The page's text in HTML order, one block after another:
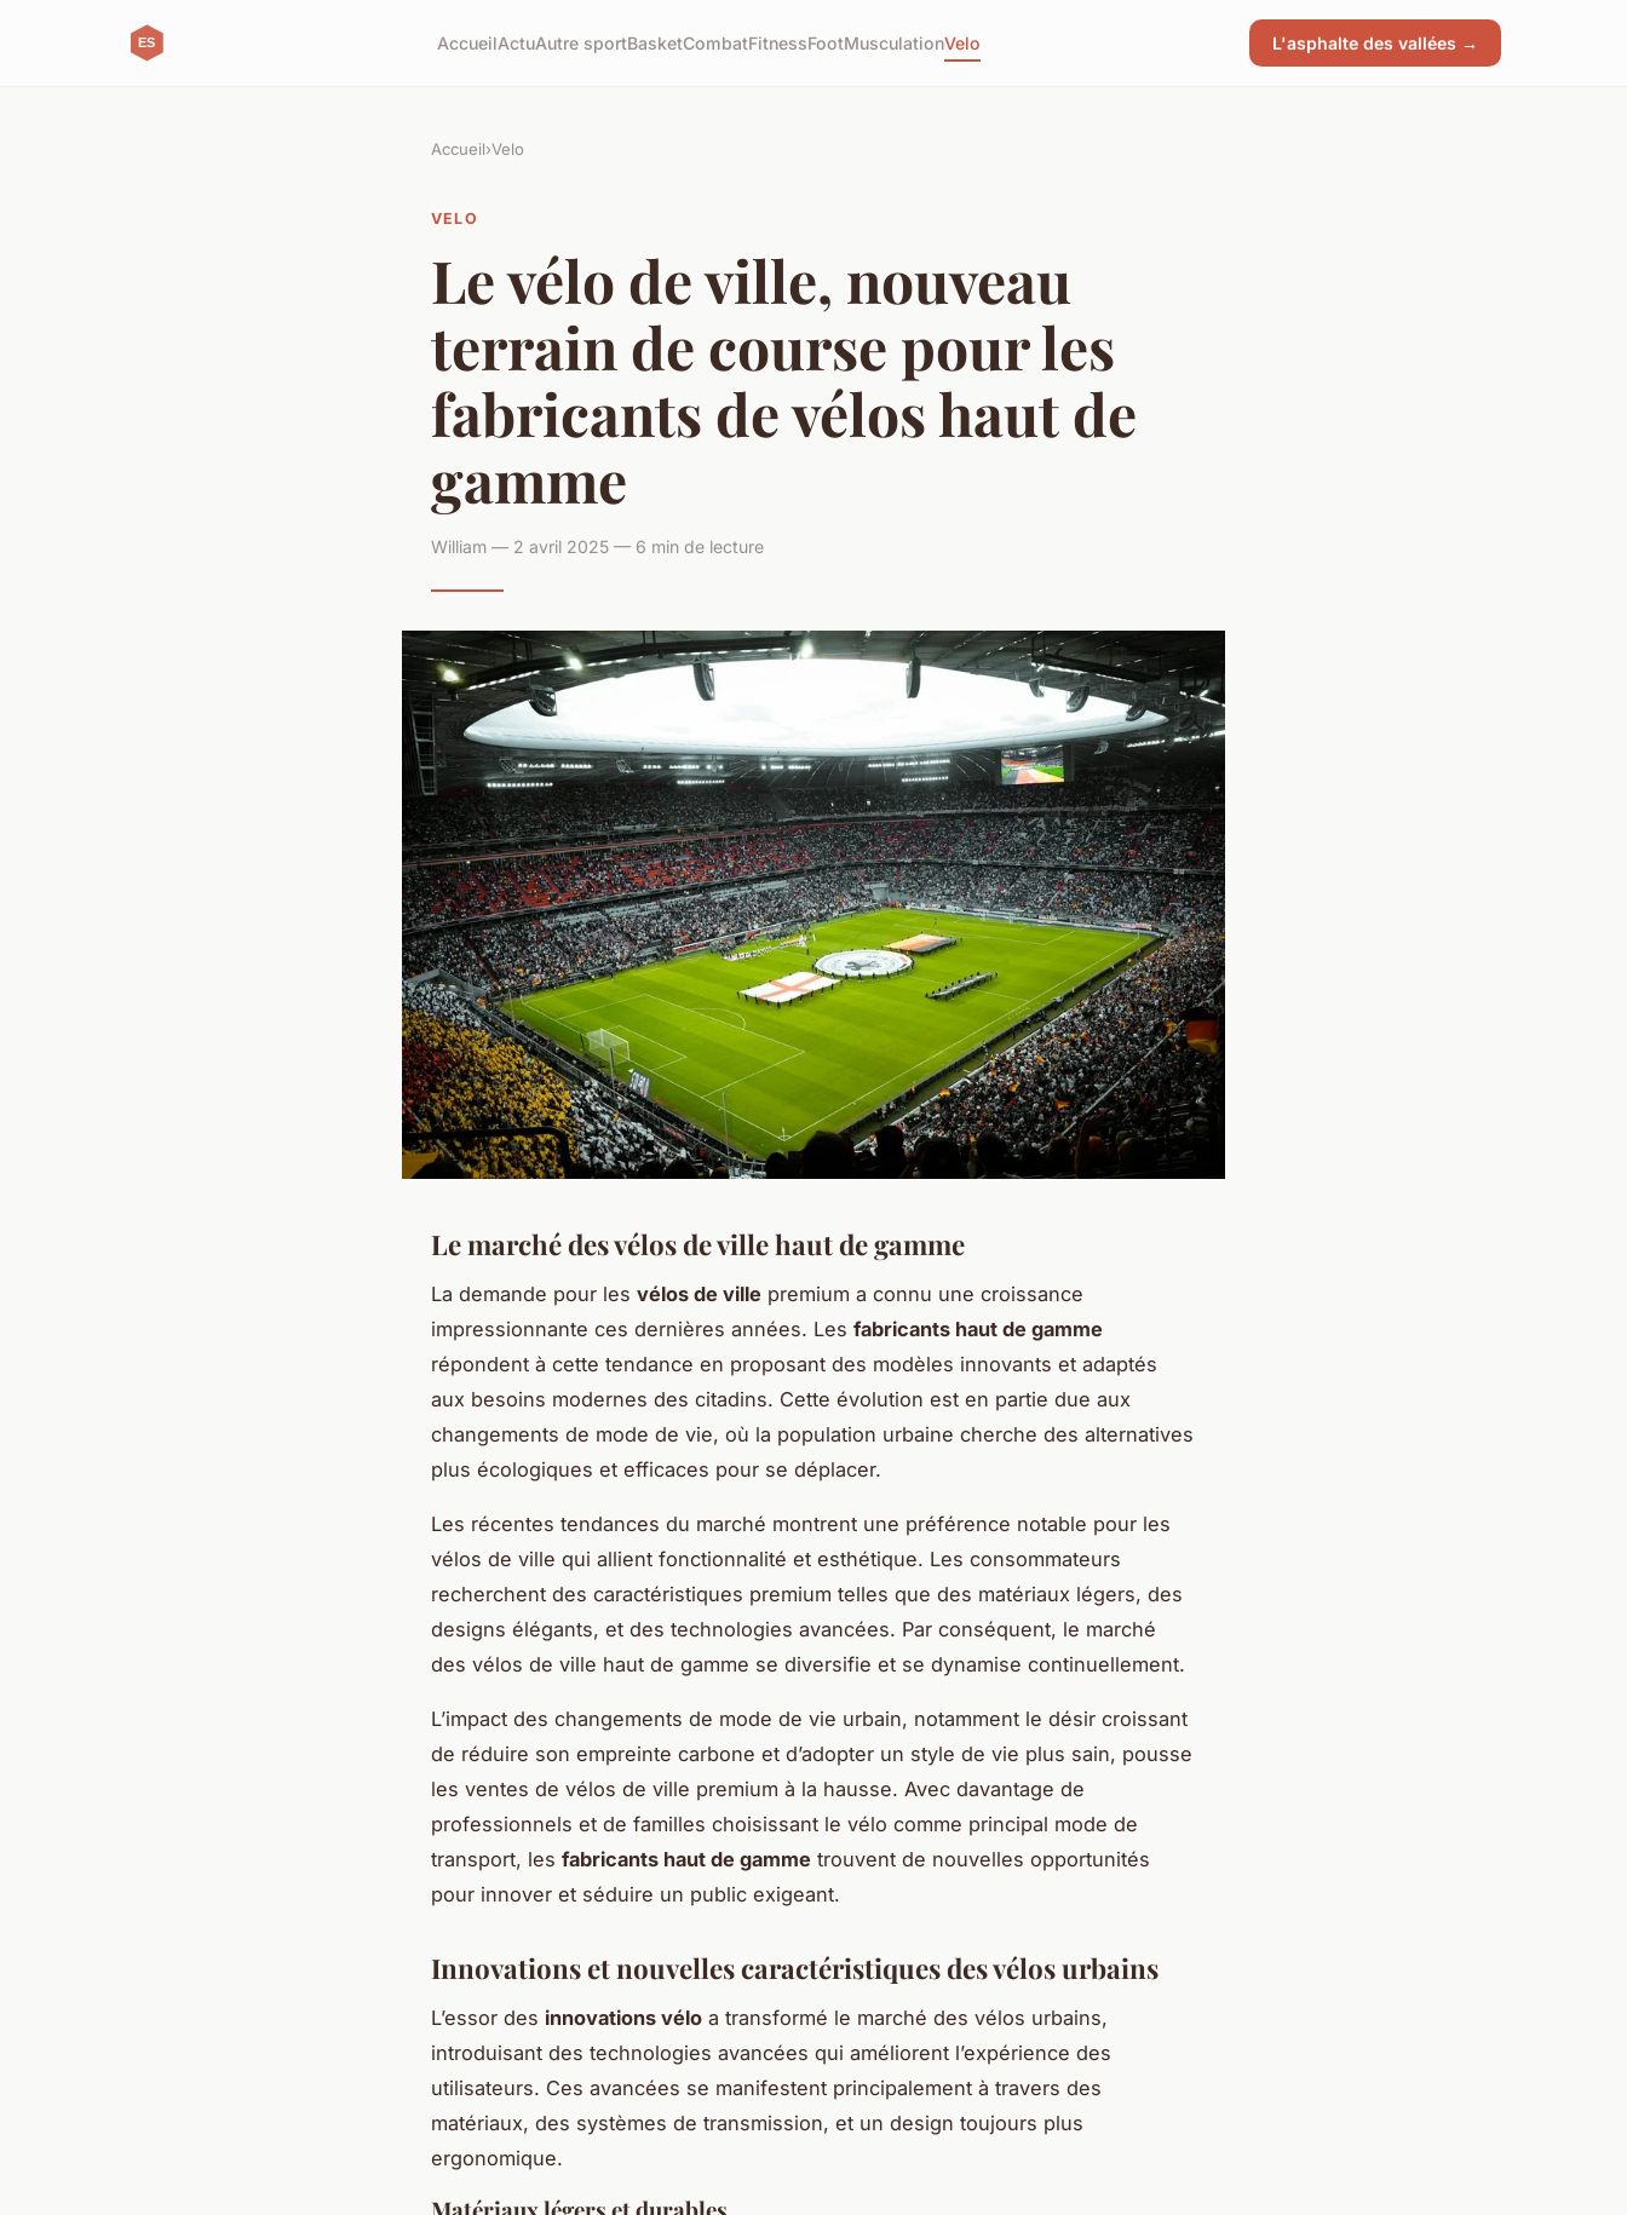
AccueilActuAutre sportBasketCombatFitnessFootMusculationVelo L'asphalte des vallées →
Accueil›Velo
VELO
Le vélo de ville, nouveau
terrain de course pour les
fabricants de vélos haut de
gamme
William — 2 avril 2025 — 6 min de lecture
Le marché des vélos de ville haut de gamme
La demande pour les vélos de ville premium a connu une croissance
impressionnante ces dernières années. Les fabricants haut de gamme
répondent à cette tendance en proposant des modèles innovants et adaptés
aux besoins modernes des citadins. Cette évolution est en partie due aux
changements de mode de vie, où la population urbaine cherche des alternatives
plus écologiques et efficaces pour se déplacer.
Les récentes tendances du marché montrent une préférence notable pour les
vélos de ville qui allient fonctionnalité et esthétique. Les consommateurs
recherchent des caractéristiques premium telles que des matériaux légers, des
designs élégants, et des technologies avancées. Par conséquent, le marché
des vélos de ville haut de gamme se diversifie et se dynamise continuellement.
L’impact des changements de mode de vie urbain, notamment le désir croissant
de réduire son empreinte carbone et d’adopter un style de vie plus sain, pousse
les ventes de vélos de ville premium à la hausse. Avec davantage de
professionnels et de familles choisissant le vélo comme principal mode de
transport, les fabricants haut de gamme trouvent de nouvelles opportunités
pour innover et séduire un public exigeant.
Innovations et nouvelles caractéristiques des vélos urbains
L’essor des innovations vélo a transformé le marché des vélos urbains,
introduisant des technologies avancées qui améliorent l’expérience des
utilisateurs. Ces avancées se manifestent principalement à travers des
matériaux, des systèmes de transmission, et un design toujours plus
ergonomique.